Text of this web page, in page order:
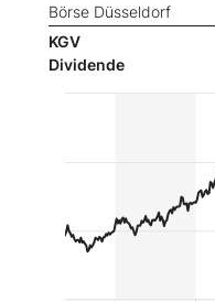
Börse Düsseldorf
KGV
Dividende